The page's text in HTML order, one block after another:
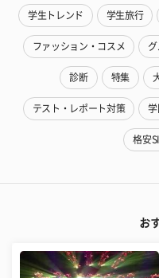
学生トレンド 学生旅行
ファッション・コスメ グ
診断 特集
テスト・レポート対策 学
格安
お